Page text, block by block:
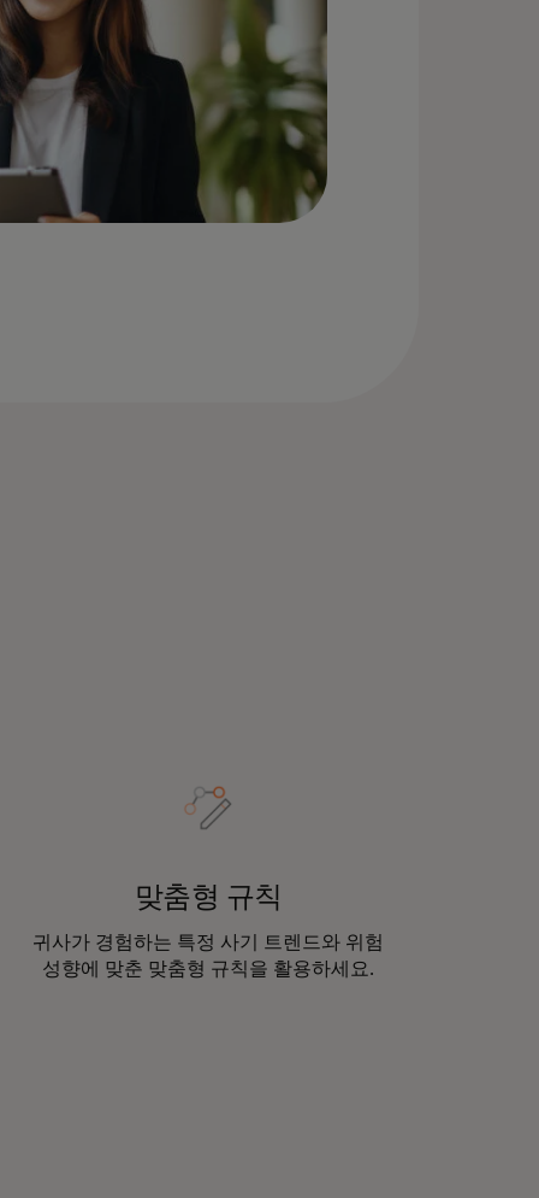
맞춤형 규칙
귀사가 경험하는 특정 사기 트렌드와 위험
성향에 맞춘 맞춤형 규칙을 활용하세요.